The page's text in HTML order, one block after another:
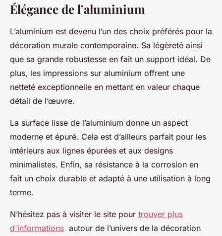
Élégance de l’aluminium
L’aluminium est devenu l’un des choix préférés pour la
décoration murale contemporaine. Sa légèreté ainsi
que sa grande robustesse en fait un support idéal. De
plus, les impressions sur aluminium offrent une
netteté exceptionnelle en mettant en valeur chaque
détail de l’œuvre.
La surface lisse de l’aluminium donne un aspect
moderne et épuré. Cela est d’ailleurs parfait pour les
intérieurs aux lignes épurées et aux designs
minimalistes. Enfin, sa résistance à la corrosion en
fait un choix durable et adapté à une utilisation à long
terme.
N’hésitez pas à visiter le site pour trouver plus
d'informations autour de l’univers de la décoration